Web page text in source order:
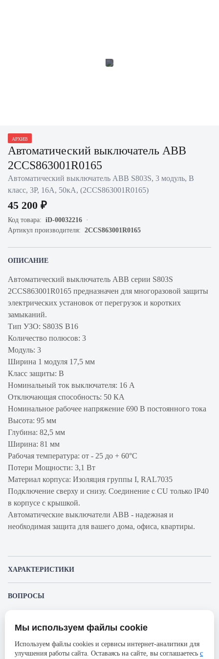
АРХИВ
Автоматический выключатель ABB
2CCS863001R0165
Автоматический выключатель ABB S803S, 3 модуль, B
класс, 3P, 16А, 50кА, (2CCS863001R0165)
45 200 ₽
Код товара: iD-00032216
Артикул производителя: 2CCS863001R0165
ОПИСАНИЕ
Автоматический выключатель ABB серии S803S
2CCS863001R0165 предназначен для многоразовой защиты
электрических установок от перегрузок и коротких
замыканий.
Тип УЗО: S803S B16
Количество полюсов: 3
Модуль: 3
Ширина 1 модуля 17,5 мм
Класс защиты: B
Номинальный ток выключателя: 16 А
Отключающая способность: 50 КА
Номинальное рабочее напряжение 690 В постоянного тока
Высота: 95 мм
Глубина: 82,5 мм
Ширина: 81 мм
Рабочая температура: от - 25 до + 60°С
Потери Мощности: 3,1 Вт
Материал корпуса: Изоляция группы I, RAL7035
Подключение сверху и снизу. Соединение с CU только IP40
в корпусе с крышкой.
Автоматические выключатели ABB - надежная и
необходимая защита для вашего дома, офиса, квартиры.
ХАРАКТЕРИСТИКИ
Производитель
Серия
S803S
ВОПРОСЫ
Пожалуйста, авторизуйтесь, чтобы иметь
Представленные изображения и характеристики могут отличаться от реального
без предварительного уведомления. Компания АйДистрибьют не несёт
ответственности в случае не соответствия текущей модели товаров фотографиям,
Мы используем файлы cookie
Используем файлы cookies и сервисы интернет-аналитики для
улучшения работы сайта. Оставаясь на сайте, вы соглашаетесь с